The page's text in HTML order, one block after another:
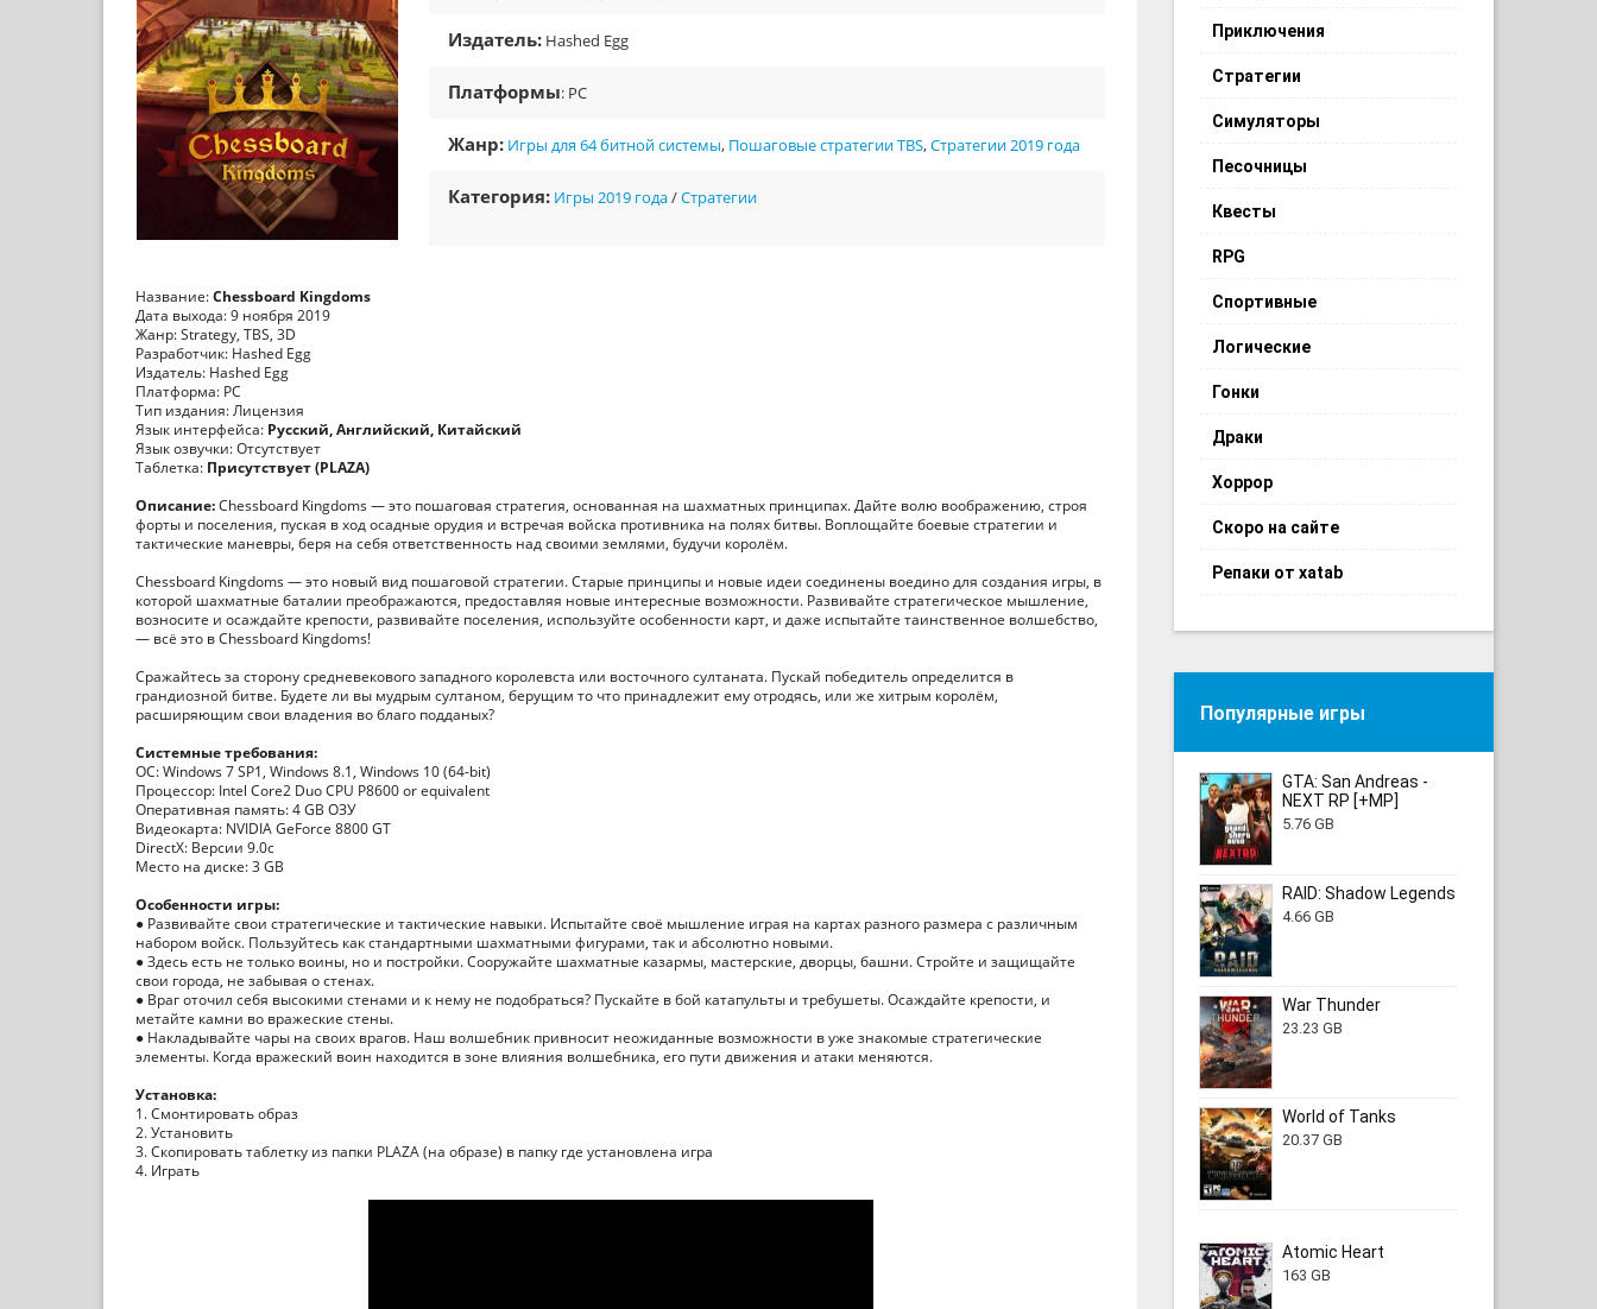
Издатель: Hashed Egg
Платформы: PC
Жанр: Игры для 64 битной системы, Пошаговые стратегии TBS,Стратегии 2019 года
Категория: Игры 2019 года/Стратегии
Название:Chessboard Kingdoms
Дата выхода: 9 ноября 2019
Жанр: Strategy, TBS, 3D
Разработчик: Hashed Egg
Издатель: Hashed Egg
Платформа: PC
Тип издания: Лицензия
Язык интерфейса: Русский, Английский, Китайский
Язык озвучки: Отсутствует
Таблетка: Присутствует (PLAZA)
Описание:Chessboard Kingdoms — это пошаговая стратегия, основанная на шахматных принципах. Дайте волю воображению, строя
форты и поселения, пуская в ход осадные орудия и встречая войска противника на полях битвы. Воплощайте боевые стратегии и
тактические маневры, беря на себя ответственность над своими землями, будучи королём.
Chessboard Kingdoms — это новый вид пошаговой стратегии. Старые принципы и новые идеи соединены воедино для создания игры, в
которой шахматные баталии преображаются, предоставляя новые интересные возможности. Развивайте стратегическое мышление,
возносите и осаждайте крепости, развивайте поселения, используйте особенности карт, и даже испытайте таинственное волшебство,
— всё это в Chessboard Kingdoms!
Сражайтесь за сторону средневекового западного королевста или восточного султаната. Пускай победитель определится в
грандиозной битве. Будете ли вы мудрым султаном, берущим то что принадлежит ему отродясь, или же хитрым королём,
расширяющим свои владения во благо подданых?
Системные требования:
ОС: Windows 7 SP1, Windows 8.1, Windows 10 (64-bit)
Процессор: Intel Core2 Duo CPU P8600 or equivalent
Оперативная память: 4 GB ОЗУ
Видеокарта: NVIDIA GeForce 8800 GT
DirectX: Версии 9.0c
Место на диске: 3 GB
Особенности игры:
● Развивайте свои стратегические и тактические навыки. Испытайте своё мышление играя на картах разного размера с различным
набором войск. Пользуйтесь как стандартными шахматными фигурами, так и абсолютно новыми.
● Здесь есть не только воины, но и постройки. Сооружайте шахматные казармы, мастерские, дворцы, башни. Стройте и защищайте
свои города, не забывая о стенах.
● Враг оточил себя высокими стенами и к нему не подобраться? Пускайте в бой катапульты и требушеты. Осаждайте крепости, и
метайте камни во вражеские стены.
● Накладывайте чары на своих врагов. Наш волшебник привносит неожиданные возможности в уже знакомые стратегические
элементы. Когда вражеский воин находится в зоне влияния волшебника, его пути движения и атаки меняются.
Установка:
1. Смонтировать образ
2. Установить
3. Скопировать таблетку из папки PLAZA (на образе) в папку где установлена игра
4. Играть
Приключения
Стратегии
Симуляторы
Песочницы
Квесты
RPG
Спортивные
Логические
Гонки
Драки
Хоррор
Скоро на сайте
Репаки от xatab
Популярные игры
GTA: San Andreas -
NEXT RP [+MP]
5.76 GB
RAID: Shadow Legends
4.66 GB
War Thunder
23.23 GB
World of Tanks
20.37 GB
Atomic Heart
163 GB